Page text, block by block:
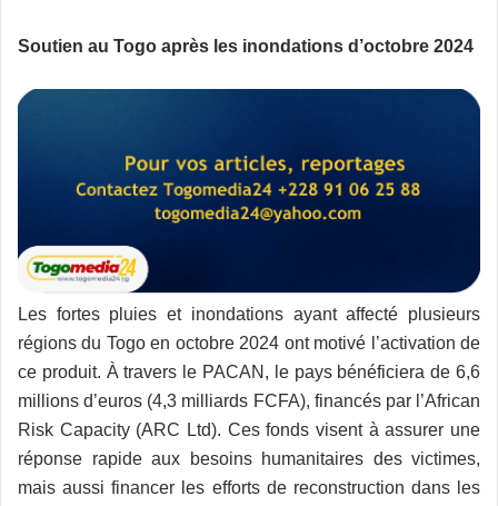
Soutien au Togo après les inondations d’octobre 2024
Les fortes pluies et inondations ayant affecté plusieurs
régions du Togo en octobre 2024 ont motivé l’activation de
ce produit. À travers le PACAN, le pays bénéficiera de 6,6
millions d’euros (4,3 milliards FCFA), financés par l’African
Risk Capacity (ARC Ltd). Ces fonds visent à assurer une
réponse rapide aux besoins humanitaires des victimes,
mais aussi financer les efforts de reconstruction dans les